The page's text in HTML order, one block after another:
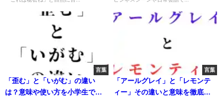
言葉
「歪む」と「いがむ」の違い
は？意味や使い方を小学生でも
言葉
「アールグレイ」と「レモンテ
ィー」その違いと意味を徹底比